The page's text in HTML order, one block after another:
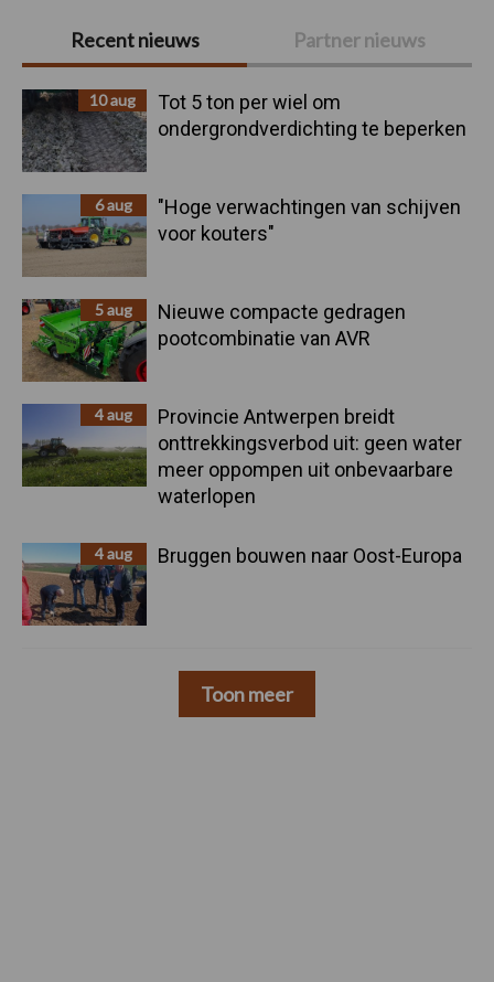
Primaire
Sidebar
Recent nieuws Partner nieuws
10 aug
Tot 5 ton per wiel om
ondergrondverdichting te beperken
6 aug
"Hoge verwachtingen van schijven
voor kouters"
5 aug
Nieuwe compacte gedragen
pootcombinatie van AVR
4 aug
Provincie Antwerpen breidt
onttrekkingsverbod uit: geen water
meer oppompen uit onbevaarbare
waterlopen
4 aug Bruggen bouwen naar Oost-Europa
Toon meer